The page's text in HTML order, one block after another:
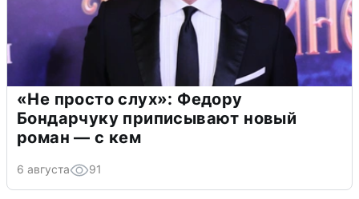
«Не просто слух»: Федору
Бондарчуку приписывают новый
роман — с кем
6 августа 91